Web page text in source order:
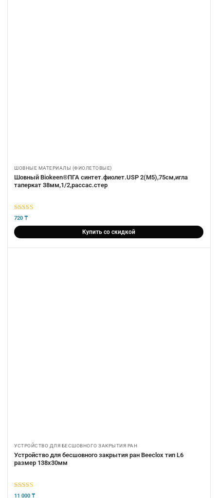
ШОВНЫЕ МАТЕРИАЛЫ (ФИОЛЕТОВЫЕ)
Шовный Biokeen®ПГА синтет.фиолет.USP 2(М5),75см,игла
таперкат 38мм,1/2,рассас.стер
5из 5
720 ₸
Купить со скидкой
УСТРОЙСТВО ДЛЯ БЕСШОВНОГО ЗАКРЫТИЯ РАН
Устройство для бесшовного закрытия ран Beeclox тип L6
размер 138х30мм
5из 5
11 000 ₸